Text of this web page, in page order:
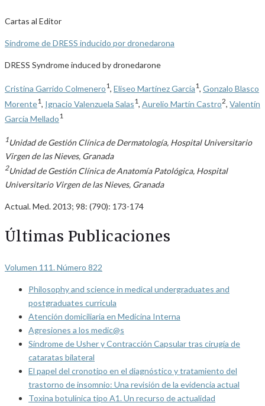
Cartas al Editor
Síndrome de DRESS inducido por dronedarona
DRESS Syndrome induced by dronedarone
Cristina Garrido Colmenero1, Eliseo Martínez García1, Gonzalo Blasco
Morente1 Ignacio Valenzuela Salas1 Aurelio Martín Castro2 Valentín
García Mellado1
1Unidad de Gestión Clínica de Dermatología, Hospital Universitario
Virgen de las Nieves, Granada
2Unidad de Gestión Clínica de Anatomía Patológica, Hospital
Universitario Virgen de las Nieves, Granada
Actual. Med. 2013; 98: (790): 173-174
Últimas Publicaciones
Volumen 111. Número 822
Philosophy and science in medical undergraduates and
postgraduates curricula
Atención domiciliaria en Medicina Interna
Agresiones a los medic@s
Síndrome de Usher y Contracción Capsular tras cirugía de
cataratas bilateral
El papel del cronotipo en el diagnóstico y tratamiento del
trastorno de insomnio: Una revisión de la evidencia actual
Toxina botulínica tipo A1. Un recurso de actualidad